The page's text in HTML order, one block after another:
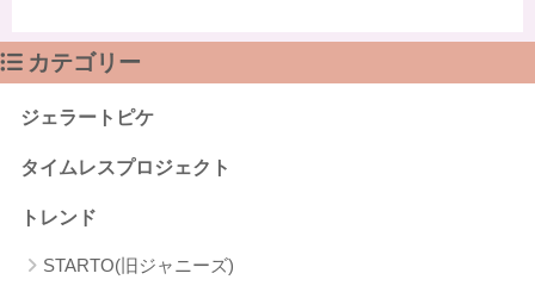
カテゴリー
ジェラートピケ
タイムレスプロジェクト
トレンド
STARTO(旧ジャニーズ)